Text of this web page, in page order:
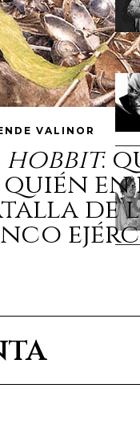
VALINOR
hobbit:
quién
de